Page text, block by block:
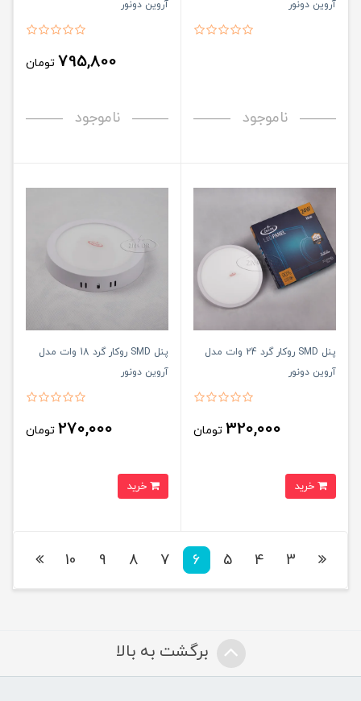
آروین دونور
ناموجود
آروین دونور
795,800 تومان
ناموجود
پنل SMD روکار گرد 24 وات مدل
آروین دونور
320,000 تومان
پنل SMD روکار گرد 18 وات مدل
آروین دونور
270,000 تومان
3
4
5
6
7
8
9
10
برگشت به بالا